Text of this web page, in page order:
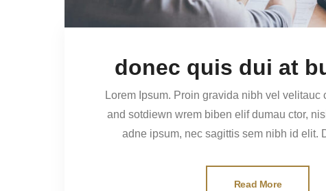
donec quis dui at
Lorem Ipsum. Proin gravida nibh vel velitauc
and sotdiewn wrem biben elif dumau ctor, nisi elor sit amertion
adne ipsum, nec sagittis sem nibh id
Read More